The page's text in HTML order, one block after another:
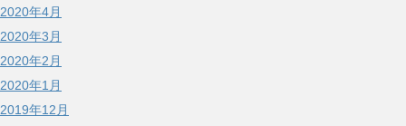
2020年4月
2020年3月
2020年2月
2020年1月
2019年12月